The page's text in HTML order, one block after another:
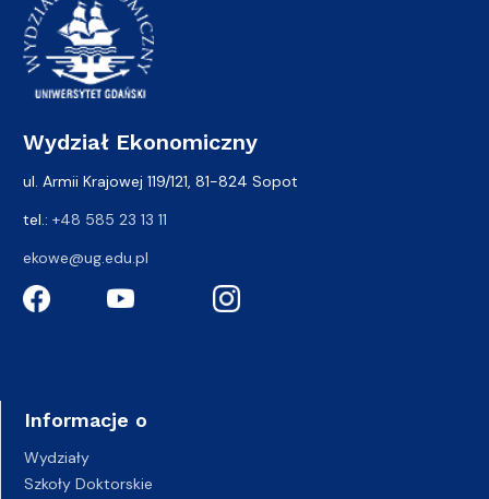
Wydział Ekonomiczny
ul. Armii Krajowej 119/121, 81-824 Sopot
tel.: +48 585 23 13 11
ekowe@ug.edu.pl
Informacje o
Wydziały
Szkoły Doktorskie